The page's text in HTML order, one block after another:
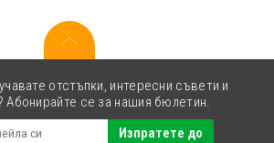
отстъпки, интересни съвети и
Абонирайте се за нашия бюлетин.
Изпратете до